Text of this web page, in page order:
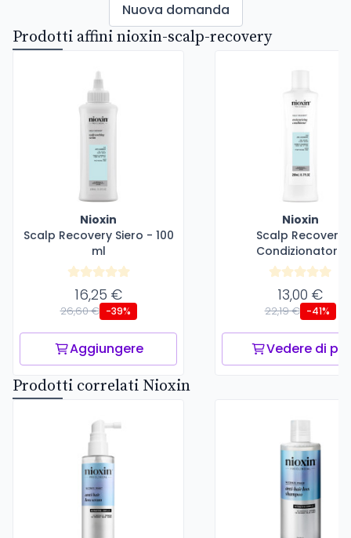
Nuova domanda
Prodotti affini nioxin-scalp-recovery
Nioxin
Scalp Recovery Siero - 100
ml
16,25 €
26,60 € -39%
Aggiungere
Nioxin
Scalp Recovery
Condizionatore
13,00 €
22,19 € -41%
Vedere di più
Prodotti correlati Nioxin